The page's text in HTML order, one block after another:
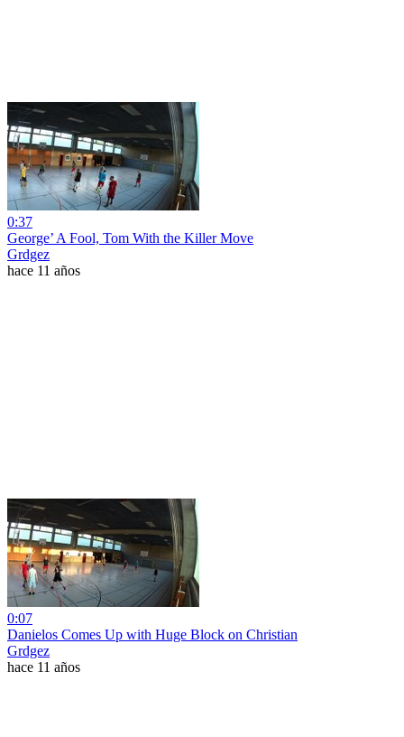
0:37
George’ A Fool, Tom With the Killer Move
Grdgez
hace 11 años
0:07
Danielos Comes Up with Huge Block on Christian
Grdgez
hace 11 años